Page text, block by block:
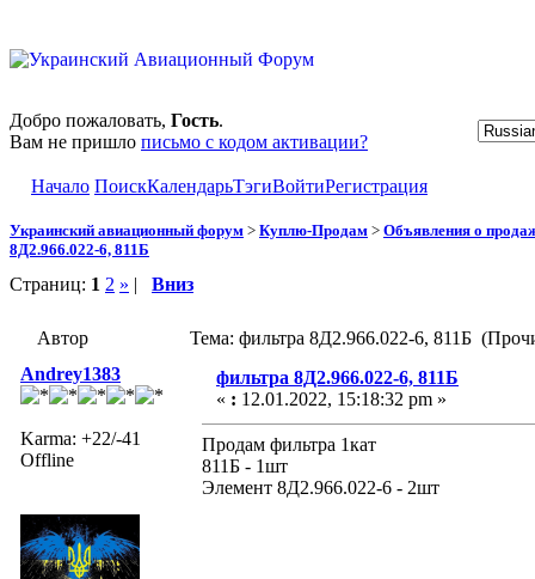
Добро пожаловать, Гость.
Вам не пришло письмо с кодом активации?
Начало ПоискКалендарьТэгиВойтиРегистрация
Украинский авиационный форум > Куплю-Продам > Объявления о
8Д2.966.022-6, 811Б
Страниц: 1 2 » | Вниз
Автор
Тема: фильтра 8Д2.966.022-6, 811Б
Andrey1383
Karma: +22/-41
Offline
фильтра 8Д2.966.022-6, 811Б
« : 12.01.2022, 15:18:32 pm »
Продам фильтра 1кат
811Б - 1шт
Элемент 8Д2.966.022-6 - 2шт